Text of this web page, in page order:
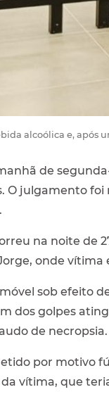
alcoólica e, após
de
julgamento
na noite de
onde
sob efeito
dos golpes
de necropsia.
por motivo
vítima, que